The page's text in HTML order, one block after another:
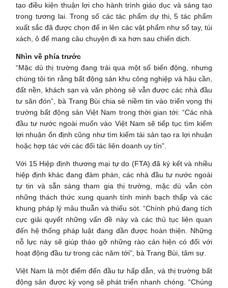
tạo điều kiện thuận lợi cho hành trình giáo dục và sáng tạo
trong tương lai. Trong số các tác phẩm dự thi, 5 tác phẩm
xuất sắc đã được chọn để in lên các vật phẩm như sổ tay, túi
xách, ô để mang câu chuyện đi xa hơn sau chiến dịch.
Nhìn về phía trước
“Mặc dù thị trường đang trải qua một số biến động, nhưng
chúng tôi tin rằng bất động sản khu công nghiệp và hậu cần,
đất nền, khách sạn và văn phòng sẽ vẫn được các nhà đầu
tư săn đón”, bà Trang Bùi chia sẻ niềm tin vào triển vọng thị
trường bất động sản Việt Nam trong thời gian tới: “Các nhà
đầu tư nước ngoài muốn vào Việt Nam sẽ tiếp tục tìm kiếm
lợi nhuận ổn định cũng như tìm kiếm tài sản tạo ra lợi nhuận
hoặc hợp tác với các đối tác liên doanh uy tín”.
Với 15 Hiệp định thương mại tự do (FTA) đã ký kết và nhiều
hiệp định khác đang đàm phán, các nhà đầu tư nước ngoài
tự tin và sẵn sàng tham gia thị trường, mặc dù vẫn còn
những thách thức xung quanh tính minh bạch thấp và các
khung pháp lý mâu thuẫn và thiếu sót. “Chính phủ đang tích
cực giải quyết những vấn đề này và các thủ tục liên quan
đến hệ thống pháp luật đang dần được hoàn thiện. Những
nỗ lực này sẽ giúp tháo gỡ những rào cản hiện có đối với
hoạt động đầu tư trong các năm tới”, bà Trang Bùi, tâm sự.
Việt Nam là một điểm đến đầu tư hấp dẫn, và thị trường bất
động sản được kỳ vọng sẽ phát triển nhanh chóng. “Chúng